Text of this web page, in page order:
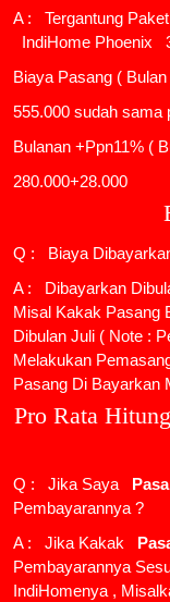
A : Tergantung
IndiHome Phoenix
Biaya Pasang (
555.000 sudah sama
Bulanan +Ppn11% (
280.000+28.000
Q : Biaya
A : Dibayarkan
Misal Kakak Pasang
Dibulan Juli ( Note :
Melakukan
Pasang Di Bayarkan
Pro Rata
Q : Jika Saya
Pembayarannya ?
A : Jika Kakak
Pembayarannya
IndiHomenya ,